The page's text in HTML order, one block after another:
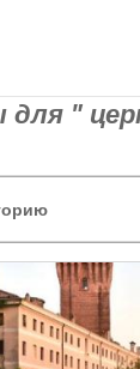
"
Падуя